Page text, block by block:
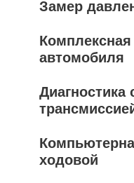
Замер
Комплексная
автомобиля
Диагностика
ходовой